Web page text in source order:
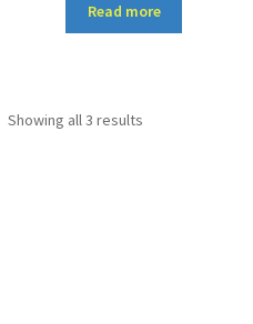
Read more
Showing all 3 results